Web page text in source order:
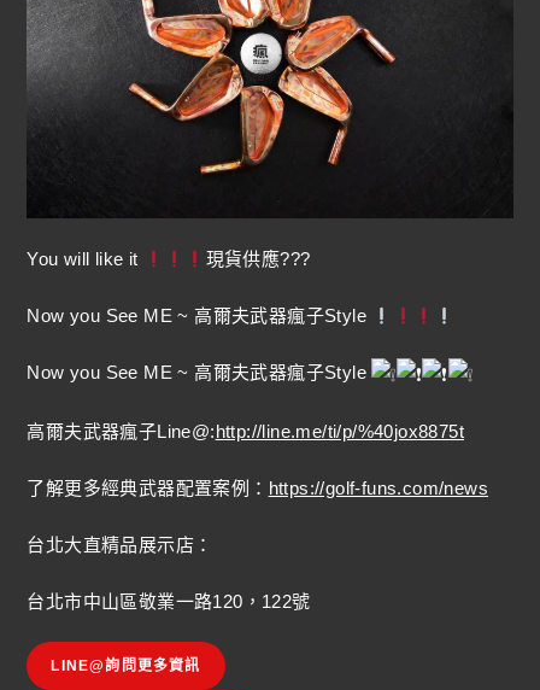
You will like it 現貨供應???
Now you See ME ~ 高爾夫武器瘋子Style
Now you See ME ~ 高爾夫武器瘋子Style
高爾夫武器瘋子Line@:http://line.me/ti/p/%40jox8875t
了解更多經典武器配置案例： https://golf-funs.com/news
台北大直精品展示店：
台北市中山區敬業一路120，122號
LINE@詢問更多資訊